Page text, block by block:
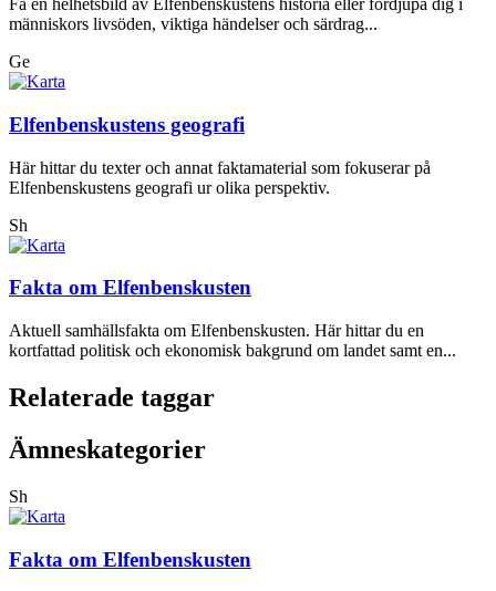
Få en helhetsbild av Elfenbenskustens historia eller fördjupa dig i
människors livsöden, viktiga händelser och särdrag...
Ge
Elfenbenskustens geografi
Här hittar du texter och annat faktamaterial som fokuserar på
Elfenbenskustens geografi ur olika perspektiv.
Sh
Fakta om Elfenbenskusten
Aktuell samhällsfakta om Elfenbenskusten. Här hittar du en
kortfattad politisk och ekonomisk bakgrund om landet samt en...
Relaterade taggar
Ämneskategorier
Sh
Fakta om Elfenbenskusten